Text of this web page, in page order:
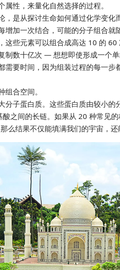
性，来量化自然选择的过程。
，是从探讨生命如何通过化学变
增加一次结合，可能的分子组合
这些元素可以组合成高达 10 的 60
制数十亿次 — 想想即使形成一个
需要时间，因为组装过程的每一
合空间。
分子蛋白质。这些蛋白质由较小
之间的长链。如果从 20 种常见
么结果不仅能填满我们的宇宙，还